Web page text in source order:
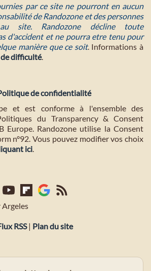
par ce site ne pourront en aucun
de Randozone et des personnes
site. Randozone décline toute
d'accident et ne pourra etre tenu pour
manière que ce soit. Informations à
difficulté.
de confidentialité
et est conforme à l'ensemble des
du Transparency & Consent
Europe. Randozone utilise la Consent
n°92. Vous pouvez modifier vos choix
ici.
Argeles
RSS| Plan du site